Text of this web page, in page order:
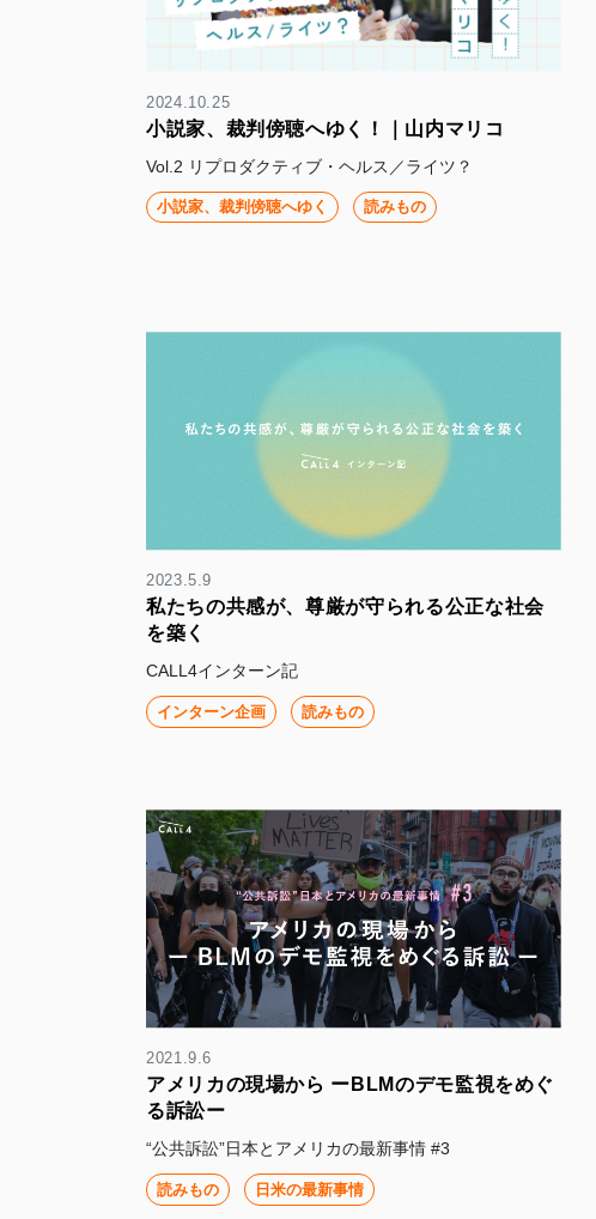
2024.10.25
小説家、裁判傍聴へゆく！｜山内マリコ
Vol.2 リプロダクティブ・ヘルス／ライツ？
小説家、裁判傍聴へゆく 読みもの
2023.5.9
私たちの共感が、尊厳が守られる公正な社会
を築く
CALL4インターン記
インターン企画 読みもの
2021.9.6
アメリカの現場から ーBLMのデモ監視をめぐ
る訴訟ー
“公共訴訟”日本とアメリカの最新事情 #3
読みもの 日米の最新事情